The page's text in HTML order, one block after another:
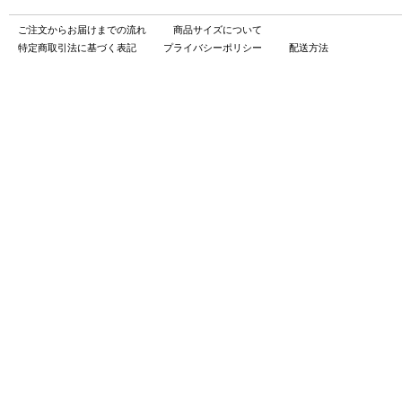
ご注文からお届けまでの流れ
商品サイズについて
特定商取引法に基づく表記
プライバシーポリシー 配送方法